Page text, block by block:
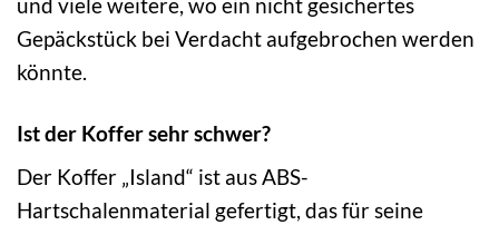
Gepäckstück bei Verdacht aufgebrochen werden
könnte.
Ist der Koffer sehr schwer?
Der Koffer „Island“ ist aus ABS-
Hartschalenmaterial gefertigt, das für seine